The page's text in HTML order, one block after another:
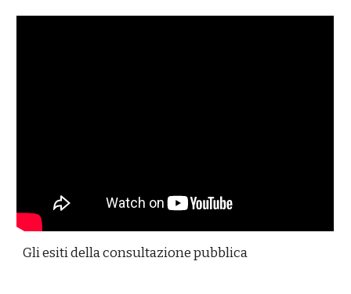
Gli esiti della consultazione pubblica